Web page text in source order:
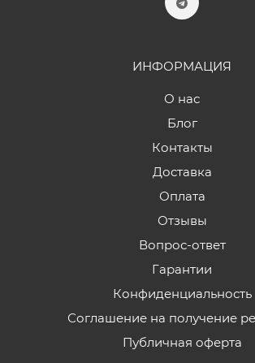
ИНФОРМАЦИЯ
О нас
Блог
Контакты
Доставка
Оплата
Отзывы
Вопрос-ответ
Гарантии
Конфиденциальность
Соглашение на получение
Публичная оферта